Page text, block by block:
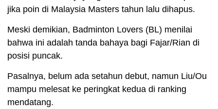
jika poin di Malaysia Masters tahun lalu dihapus.
Meski demikian, Badminton Lovers (BL) menilai
bahwa ini adalah tanda bahaya bagi Fajar/Rian di
posisi puncak.
Pasalnya, belum ada setahun debut, namun Liu/Ou
mampu melesat ke peringkat kedua di ranking
mendatang.